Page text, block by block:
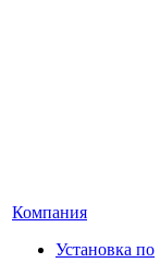
Компания
Установка по